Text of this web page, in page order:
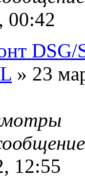
00:42
DSG/
» 23
12:55